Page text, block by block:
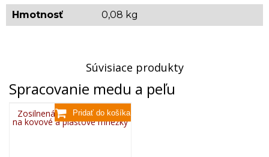
Hmotnosť 0,08 kg
Súvisiace produkty
Spracovanie medu a peľu
Zosilnená plastová škrabka
na kovové a plastové mriežky